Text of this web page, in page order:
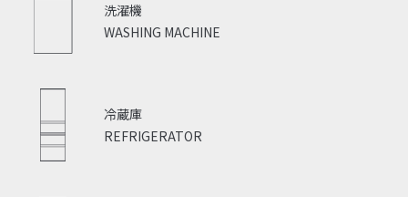
WASHING MACHINE
洗濯機
REFRIGERATOR
冷蔵庫